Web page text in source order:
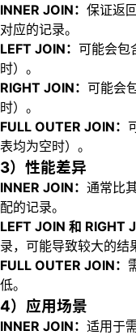
INNER JOIN： 保证返
对应的记录。
LEFT JOIN： 可能会包
时）。
RIGHT JOIN： 可能会
时）。
FULL OUTER JOIN：
表均为空时）。
3）性能差异
INNER JOIN： 通常比
配的记录。
LEFT JOIN 和 RIGHT
录，可能导致较大的结
FULL OUTER JOIN：
低。
4）应用场景
INNER JOIN： 适用于